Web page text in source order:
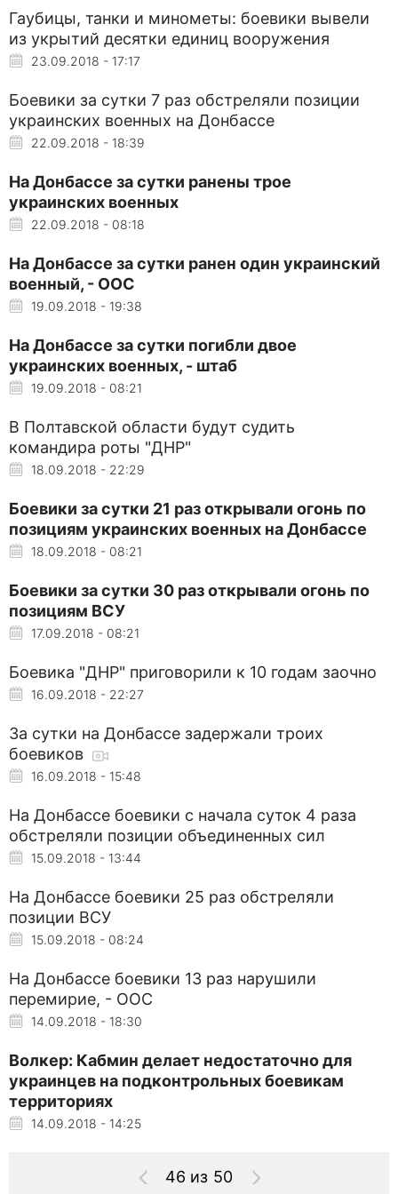
Гаубицы, танки и минометы: боевики вывели
из укрытий десятки единиц вооружения
23.09.2018 - 17:17
Боевики за сутки 7 раз обстреляли позиции
украинских военных на Донбассе
22.09.2018 - 18:39
На Донбассе за сутки ранены трое
украинских военных
22.09.2018 - 08:18
На Донбассе за сутки ранен один украинский
военный, - ООС
19.09.2018 - 19:38
На Донбассе за сутки погибли двое
украинских военных, - штаб
19.09.2018 - 08:21
В Полтавской области будут судить
командира роты "ДНР"
18.09.2018 - 22:29
Боевики за сутки 21 раз открывали огонь по
позициям украинских военных на Донбассе
18.09.2018 - 08:21
Боевики за сутки 30 раз открывали огонь по
позициям ВСУ
17.09.2018 - 08:21
Боевика "ДНР" приговорили к 10 годам заочно
16.09.2018 - 22:27
За сутки на Донбассе задержали троих
боевиков
16.09.2018 - 15:48
На Донбассе боевики с начала суток 4 раза
обстреляли позиции объединенных сил
15.09.2018 - 13:44
На Донбассе боевики 25 раз обстреляли
позиции ВСУ
15.09.2018 - 08:24
На Донбассе боевики 13 раз нарушили
перемирие, - ООС
14.09.2018 - 18:30
Волкер: Кабмин делает недостаточно для
украинцев на подконтрольных боевикам
территориях
14.09.2018 - 14:25
46 из 50